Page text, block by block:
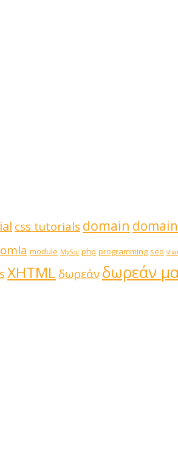
css tutorials domain
module MySql php programming seo
XHTML δωρεάνδωρεάν